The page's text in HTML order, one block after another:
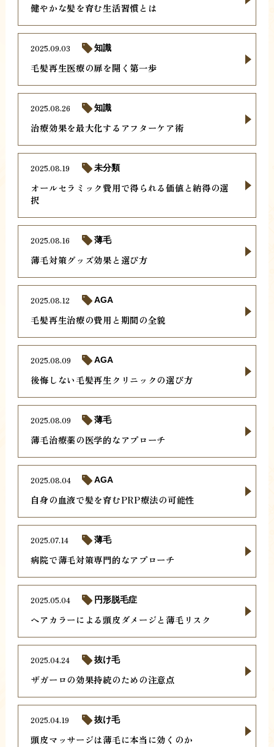
健やかな髪を育む生活習慣とは
毛髪再生医療の扉を開く第一歩
2025.09.03 知識
治療効果を最大化するアフターケア術
2025.08.26 知識
オールセラミック費用で得られる価値と納得の選
択
2025.08.19 未分類
薄毛対策グッズ効果と選び方
2025.08.16 薄毛
毛髪再生治療の費用と期間の全貌
2025.08.12 AGA
後悔しない毛髪再生クリニックの選び方
2025.08.09 AGA
薄毛治療薬の医学的なアプローチ
2025.08.09 薄毛
自身の血液で髪を育むPRP療法の可能性
2025.08.04 AGA
病院で薄毛対策専門的なアプローチ
2025.07.14 薄毛
ヘアカラーによる頭皮ダメージと薄毛リスク
2025.05.04 円形脱毛症
ザガーロの効果持続のための注意点
2025.04.24 抜け毛
頭皮マッサージは薄毛に本当に効くのか
2025.04.19 抜け毛